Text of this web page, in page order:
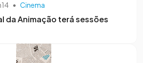
• Cinema
da Animação terá sessões